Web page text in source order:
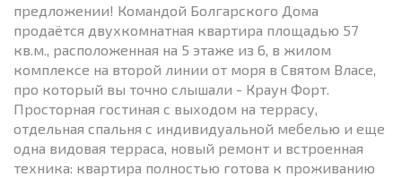
предложении! Командой Болгарского Дома
продаётся двухкомнатная квартира площадью 57
кв.м., расположенная на 5 этаже из 6, в жилом
комплексе на второй линии от моря в Святом Власе,
про который вы точно слышали - Краун Форт.
Просторная гостиная с выходом на террасу,
отдельная спальня с индивидуальной мебелью и еще
одна видовая терраса, новый ремонт и встроенная
техника: квартира полностью готова к проживанию